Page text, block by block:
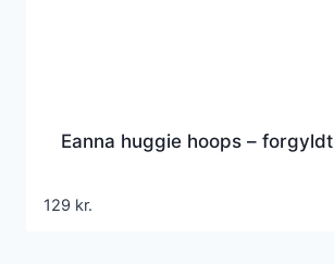
Eanna huggie hoops – forgyldt
129 kr.